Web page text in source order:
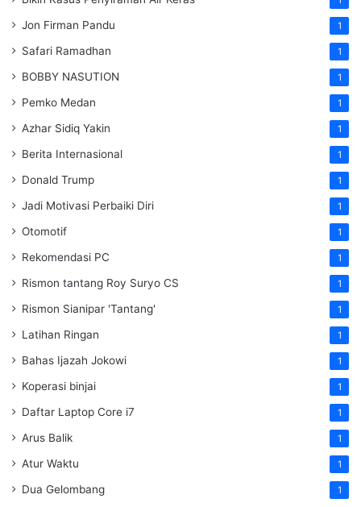
Jon Firman Pandu 1
Safari Ramadhan 1
BOBBY NASUTION 1
Pemko Medan 1
Azhar Sidiq Yakin 1
Berita Internasional 1
Donald Trump 1
Jadi Motivasi Perbaiki Diri 1
Otomotif 1
Rekomendasi PC 1
Rismon tantang Roy Suryo CS 1
Rismon Sianipar 'Tantang' 1
Latihan Ringan 1
Bahas Ijazah Jokowi 1
Koperasi binjai 1
Daftar Laptop Core i7 1
Arus Balik 1
Atur Waktu 1
Dua Gelombang 1